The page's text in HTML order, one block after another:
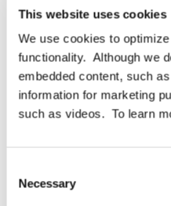
This website uses cookies
We use cookies to
functionality. Although we
embedded content, such
information for marketing
such as videos. To learn
Selection
Necessary
AUTEUR
Erin Schachter
Avocate,Montréal